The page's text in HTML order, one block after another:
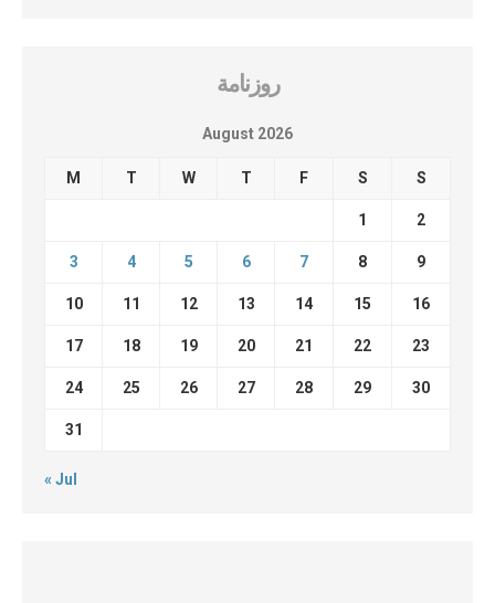
روزنامة
August 2026
M T W T F S S
1 2
3 4 5 6 7 8 9
10 11 12 13 14 15 16
17 18 19 20 21 22 23
24 25 26 27 28 29 30
31
« Jul